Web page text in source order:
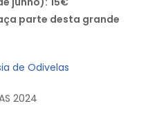
parte desta grande
de Odivelas
2024